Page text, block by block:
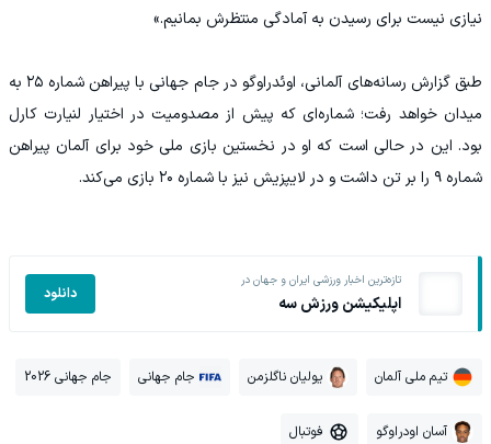
نیازی نیست برای رسیدن به آمادگی منتظرش بمانیم.»
طبق گزارش رسانه‌های آلمانی، اوئدراوگو در جام جهانی با پیراهن شماره ۲۵ به
میدان خواهد رفت؛ شماره‌ای که پیش از مصدومیت در اختیار لنیارت کارل
بود. این در حالی است که او در نخستین بازی ملی خود برای آلمان پیراهن
شماره ۹ را بر تن داشت و در لایپزیش نیز با شماره ۲۰ بازی می‌کند.
تازه‌ترین اخبار ورزشی ایران و جهان در
اپلیکیشن ورزش سه دانلود
تیم ملی آلمان یولیان ناگلزمن جام جهانی جام جهانی 2026
آسان اودراوگو فوتبال